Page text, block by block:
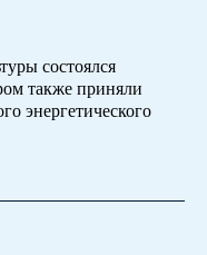
состоялся
также приняли
энергетического